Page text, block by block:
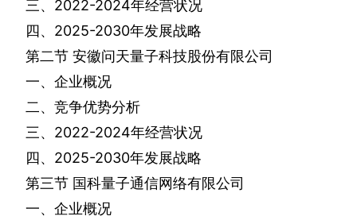
三、 2022-2024年经营状况
四、 2025-2030年发展战略
第二节 安徽问天量子科技股份有限公司
一、企业概况
二、竞争优势分析
三、 2022-2024年经营状况
四、 2025-2030年发展战略
第三节 国科量子通信网络有限公司
一、企业概况